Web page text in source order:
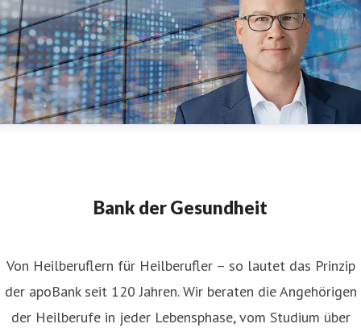
Bank der Gesundheit
Von Heilberuflern für Heilberufler – so lautet das Prinzip
der apoBank seit 120 Jahren. Wir beraten die Angehörigen
der Heilberufe in jeder Lebensphase, vom Studium über